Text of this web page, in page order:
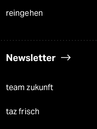
reingehen
Newsletter
team zukunft
taz frisch